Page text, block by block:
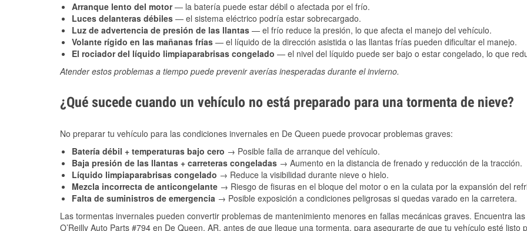
Arranque lento del motor— la batería puede estar débil o afectada por el frío.
Luces delanteras débiles — el sistema eléctrico podría estar sobrecargado.
Luz de advertencia de presión de las llantas — el frío reduce la presión, lo que afecta el manejo del vehículo.
Volante rígido en las mañanas frías — el líquido de la dirección asistida o las llantas frías pueden dificultar el manejo.
El rociador del líquido limpiaparabrisas congelado — el nivel del líquido puede ser bajo o estar congelado, lo que
Atender estos problemas a tiempo puede prevenir averías inesperadas durante el invierno.
¿Qué sucede cuando un vehículo no está preparado para una tormenta de nieve?
No preparar tu vehículo para las condiciones invernales en De Queen puede provocar problemas graves:
Batería débil + temperaturas bajo cero → Posible falla de arranque del vehículo.
Baja presión de las llantas + carreteras congeladas → Aumento en la distancia de frenado y reducción de la tracción.
Líquido limpiaparabrisas congelado → Reduce la visibilidad durante nieve o hielo.
Mezcla incorrecta de anticongelante → Riesgo de fisuras en el bloque del motor o en la culata por la expansión del
Falta de suministros de emergencia → Posible exposición a condiciones peligrosas si quedas varado en la carretera.
Las tormentas invernales pueden convertir problemas de mantenimiento menores en fallas mecánicas graves. Encuentra
O’Reilly Auto Parts #794 en De Queen, AR, antes de que llegue una tormenta, para asegurarte de que tu vehículo esté listo